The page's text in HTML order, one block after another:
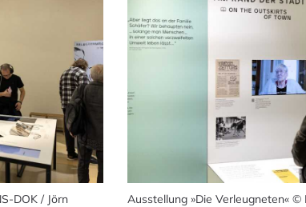
DOK / Jörn
Ausstellung »Die Verleugneten« ©